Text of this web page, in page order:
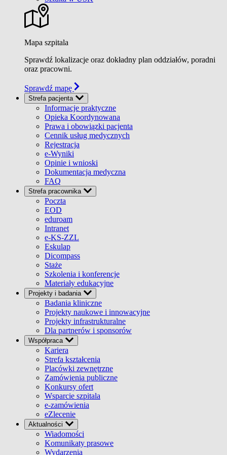
Mapa szpitala
Sprawdź lokalizacje oraz dokładny plan oddziałów, poradni
oraz pracowni.
Sprawdź mapę
Strefa pacjenta
Informacje praktyczne
Opieka Koordynowana
Prawa i obowiązki pacjenta
Cennik usług medycznych
Rejestracja
e-Wyniki
Opinie i wnioski
Dokumentacja medyczna
FAQ
Strefa pracownika
Poczta
EOD
eduroam
Intranet
e-KS-ZZL
Eskulap
Dicompass
Staże
Szkolenia i konferencje
Materiały edukacyjne
Projekty i badania
Badania kliniczne
Projekty naukowe i innowacyjne
Projekty infrastrukturalne
Dla partnerów i sponsorów
Współpraca
Kariera
Strefa kształcenia
Placówki zewnętrzne
Zamówienia publiczne
Konkursy ofert
Wsparcie szpitala
e-zamówienia
eZlecenie
Aktualności
Wiadomości
Komunikaty prasowe
Wydarzenia